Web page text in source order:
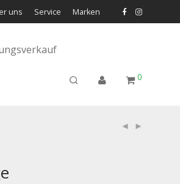
uns Service Marken
0